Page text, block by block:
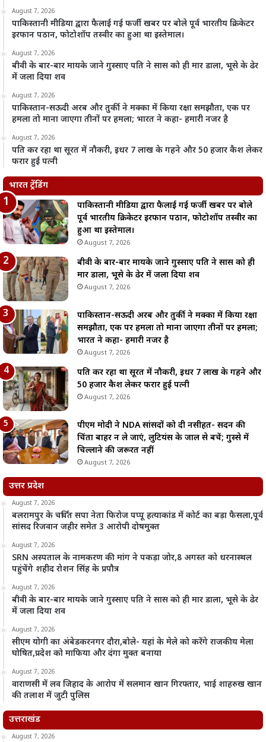
August 7, 2026
पाकिस्तानी मीडिया द्वारा फैलाई गई फर्जी खबर पर बोले पूर्व भारतीय क्रिकेटर
इरफान पठान, फोटोशॉप तस्वीर का हुआ था इस्तेमाल।
August 7, 2026
बीवी के बार-बार मायके जाने गुस्साए पति ने सास को ही मार डाला, भूसे के ढेर
में जला दिया शव
August 7, 2026
पाकिस्तान-सऊदी अरब और तुर्की ने मक्का में किया रक्षा समझौता, एक पर
हमला तो माना जाएगा तीनों पर हमला; भारत ने कहा- हमारी नजर है
August 7, 2026
पति कर रहा था सूरत में नौकरी, इधर 7 लाख के गहने और 50 हजार कैश लेकर
फरार हुई पत्नी
भारत ट्रेंडिंग
पाकिस्तानी मीडिया द्वारा फैलाई गई फर्जी खबर पर बोले
पूर्व भारतीय क्रिकेटर इरफान पठान, फोटोशॉप तस्वीर का
हुआ था इस्तेमाल।
August 7, 2026
बीवी के बार-बार मायके जाने गुस्साए पति ने सास को ही
मार डाला, भूसे के ढेर में जला दिया शव
August 7, 2026
पाकिस्तान-सऊदी अरब और तुर्की ने मक्का में किया रक्षा
समझौता, एक पर हमला तो माना जाएगा तीनों पर हमला;
भारत ने कहा- हमारी नजर है
August 7, 2026
पति कर रहा था सूरत में नौकरी, इधर 7 लाख के गहने और
50 हजार कैश लेकर फरार हुई पत्नी
August 7, 2026
पीएम मोदी ने NDA सांसदों को दी नसीहत- सदन की
चिंता बाहर न ले जाएं, लुटियंस के जाल से बचें; गुस्से में
चिल्लाने की जरूरत नहीं
August 7, 2026
उत्तर प्रदेश
August 7, 2026
बलरामपुर के चर्चित सपा नेता फिरोज पप्पू हत्याकांड में कोर्ट का बड़ा फैसला,पूर्व
सांसद रिजवान जहीर समेत 3 आरोपी दोषमुक्त
August 7, 2026
SRN अस्पताल के नामकरण की मांग ने पकड़ा जोर,8 अगस्त को धरनास्थल
पहुंचेंगे शहीद रोशन सिंह के प्रपौत्र
August 7, 2026
बीवी के बार-बार मायके जाने गुस्साए पति ने सास को ही मार डाला, भूसे के ढेर
में जला दिया शव
August 7, 2026
सीएम योगी का अंबेडकरनगर दौरा,बोले- यहां के मेले को करेंगे राजकीय मेला
घोषित,प्रदेश को माफिया और दंगा मुक्त बनाया
August 7, 2026
वाराणसी में लव जिहाद के आरोप में सलमान खान गिरफ्तार, भाई शाहरुख खान
की तलाश में जुटी पुलिस
उत्तराखंड
August 7, 2026